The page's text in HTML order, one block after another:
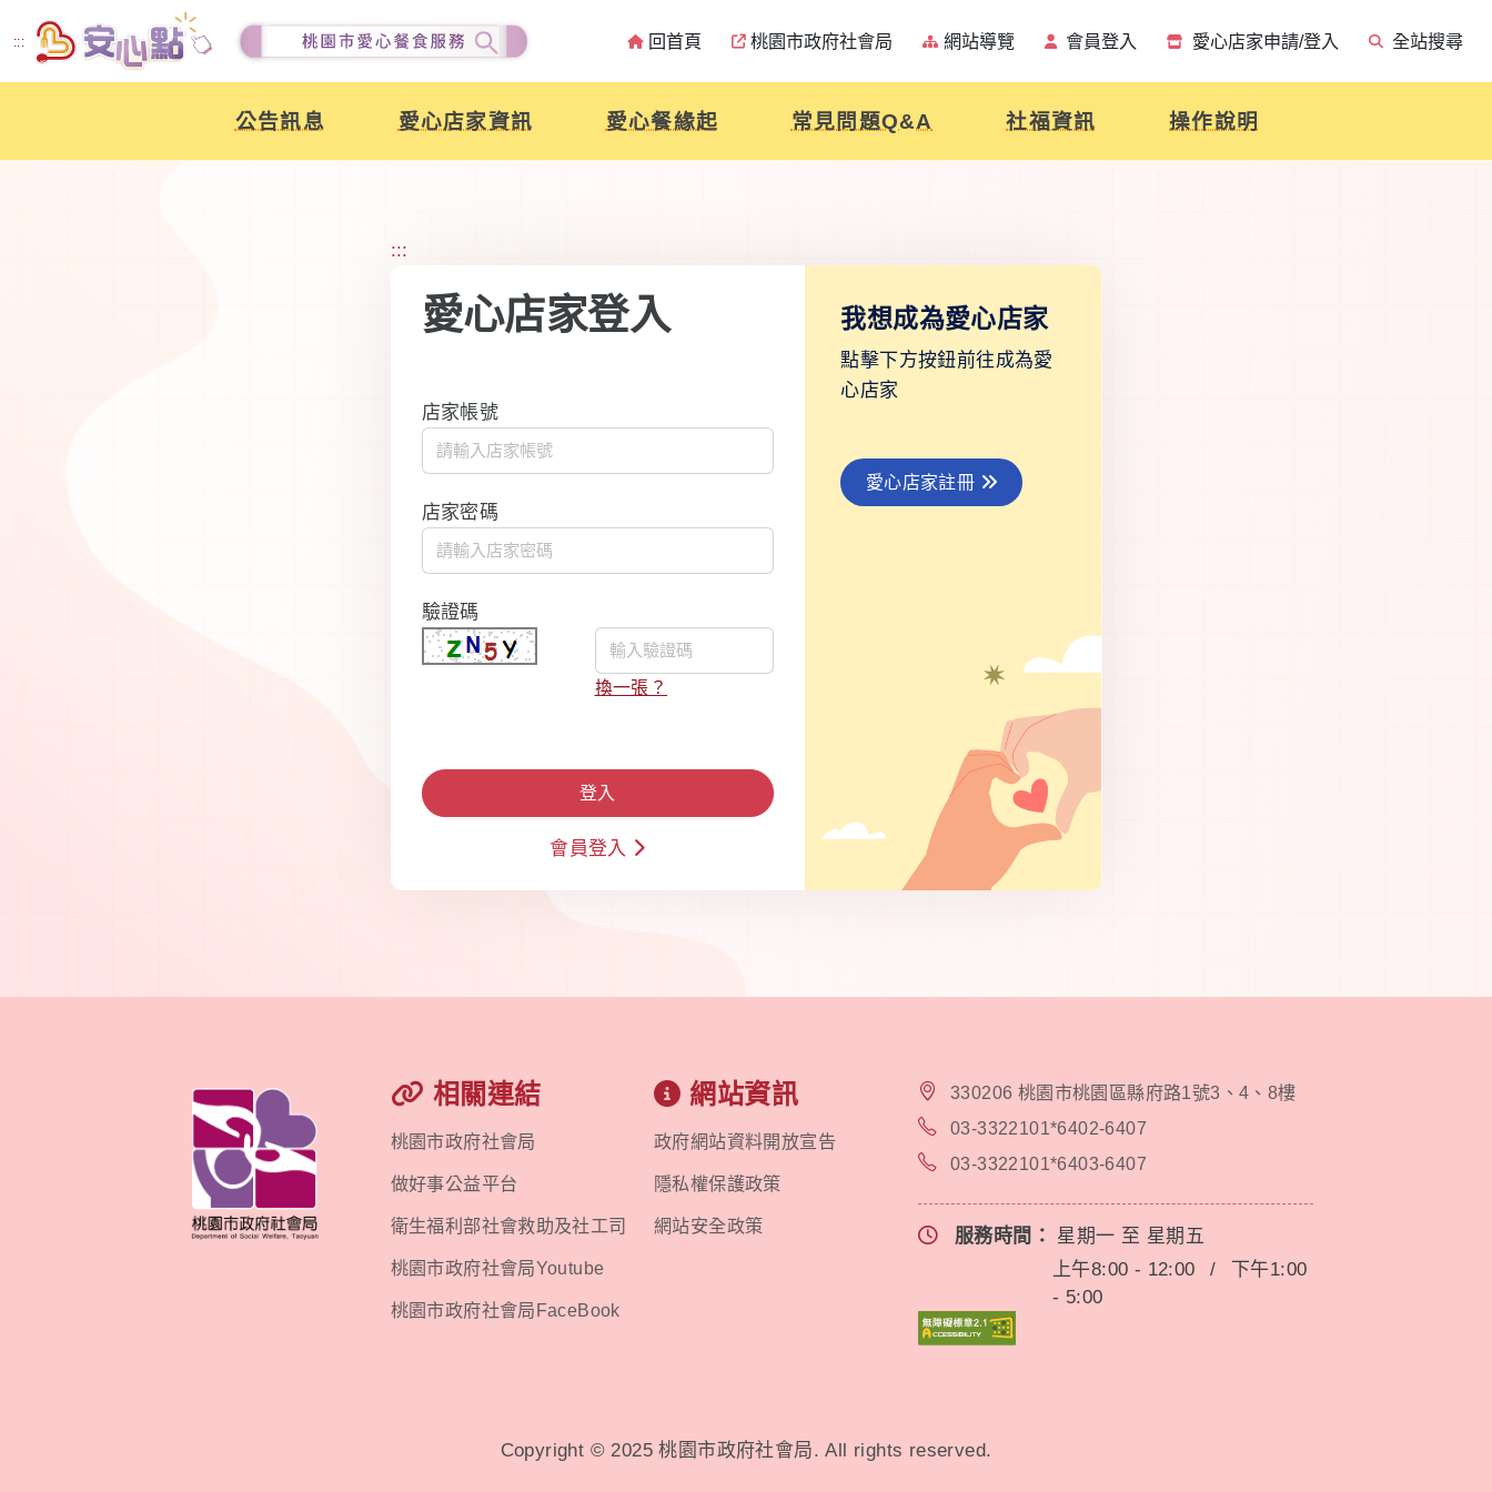
::: 回首頁 桃園市政府社會局 網站導覽 會員登入 愛心店家申請/登入 全站搜尋
公告訊息 愛心店家資訊 愛心餐緣起 常見問題Q&A 社福資訊 操作說明
:::
愛心店家登入
店家帳號
店家密碼
驗證碼
換一張？
登入
會員登入
我想成為愛心店家
點擊下方按鈕前往成為愛
心店家
愛心店家註冊
相關連結
桃園市政府社會局
做好事公益平台
衛生福利部社會救助及社工司
桃園市政府社會局Youtube
桃園市政府社會局FaceBook
網站資訊
政府網站資料開放宣告
隱私權保護政策
網站安全政策
330206 桃園市桃園區縣府路1號3、4、8樓
03-3322101*6402-6407
03-3322101*6403-6407
服務時間： 星期一 至 星期五
上午8:00 - 12:00
/
下午1:00
- 5:00
Copyright © 2025 桃園市政府社會局. All rights reserved.